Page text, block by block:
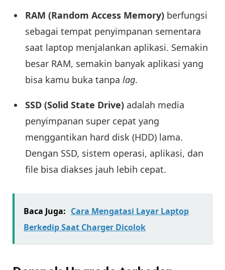
RAM (Random Access Memory) berfungsi
sebagai tempat penyimpanan sementara
saat laptop menjalankan aplikasi. Semakin
besar RAM, semakin banyak aplikasi yang
bisa kamu buka tanpa lag.
SSD (Solid State Drive) adalah media
penyimpanan super cepat yang
menggantikan hard disk (HDD) lama.
Dengan SSD, sistem operasi, aplikasi, dan
file bisa diakses jauh lebih cepat.
Baca Juga: Cara Mengatasi Layar Laptop
Berkedip Saat Charger Dicolok